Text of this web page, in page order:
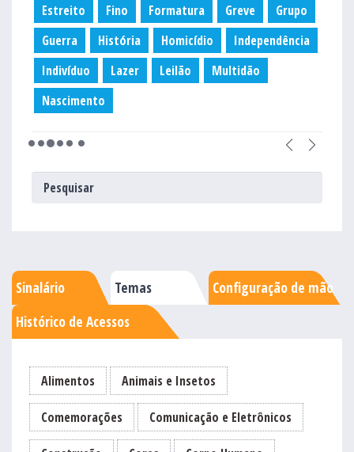
Estreito Fino Formatura Greve
Grupo
Guerra
História Homicídio
Independência
Indivíduo
Lazer Leilão
Multidão
Nascimento
Sinalário Temas
Configuração de mão
Histórico de Acessos
Alimentos Animais e Insetos
Comemorações Comunicação e Eletrônicos